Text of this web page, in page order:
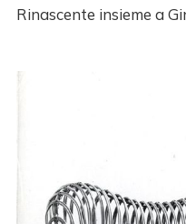
Rinascente insieme a